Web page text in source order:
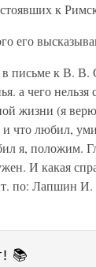
к
его
письме к В. В.
а чего
жизни (я
что любил,
я, положим.
И какая
по: Лапшин И.
📚